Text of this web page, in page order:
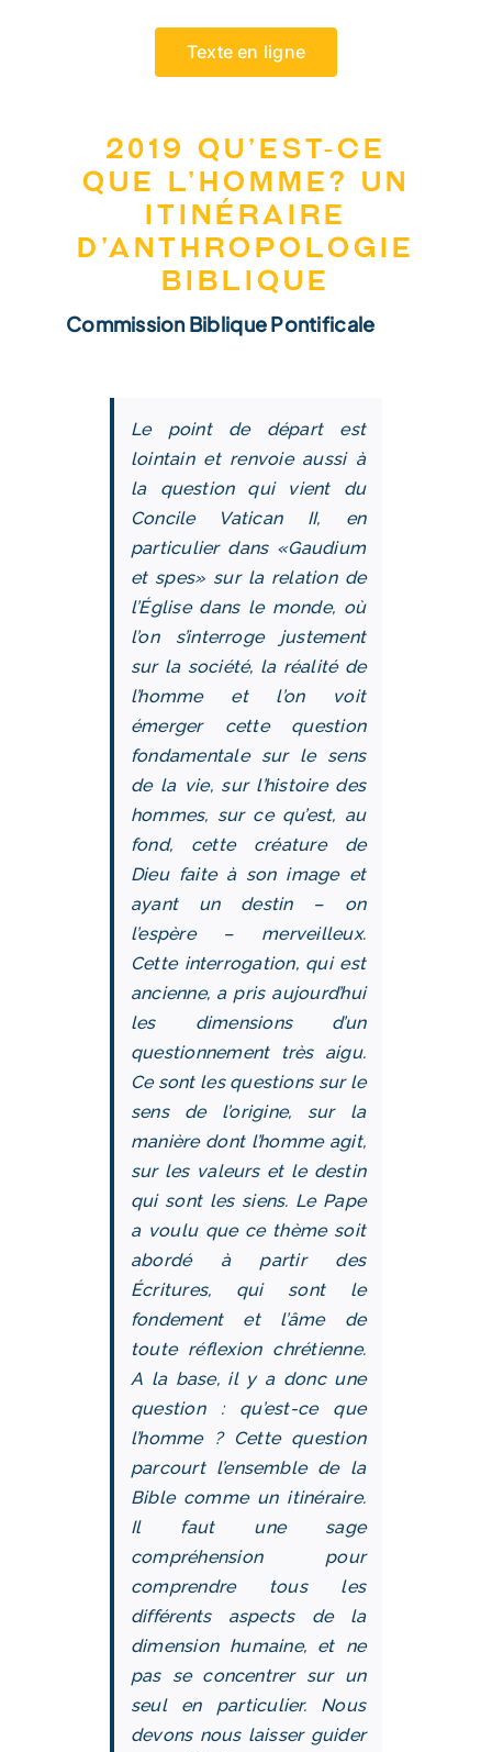
Texte en ligne
2019 Qu’est-ce
que l’homme? Un
itinéraire
d’anthropologie
biblique
Commission Biblique Pontificale
Le point de départ est
lointain et renvoie aussi à
la question qui vient du
Concile Vatican II, en
particulier dans «Gaudium
et spes» sur la relation de
l’Église dans le monde, où
l’on s’interroge justement
sur la société, la réalité de
l’homme et l’on voit
émerger cette question
fondamentale sur le sens
de la vie, sur l’histoire des
hommes, sur ce qu’est, au
fond, cette créature de
Dieu faite à son image et
ayant un destin – on
l’espère – merveilleux.
Cette interrogation, qui est
ancienne, a pris aujourd’hui
les dimensions d’un
questionnement très aigu.
Ce sont les questions sur le
sens de l’origine, sur la
manière dont l’homme agit,
sur les valeurs et le destin
qui sont les siens. Le Pape
a voulu que ce thème soit
abordé à partir des
Écritures, qui sont le
fondement et l’âme de
toute réflexion chrétienne.
A la base, il y a donc une
question : qu’est-ce que
l’homme ? Cette question
parcourt l’ensemble de la
Bible comme un itinéraire.
Il faut une sage
compréhension pour
comprendre tous les
différents aspects de la
dimension humaine, et ne
pas se concentrer sur un
seul en particulier. Nous
devons nous laisser guider